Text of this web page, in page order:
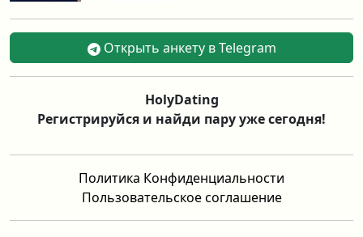
Открыть анкету в Telegram
Политика Конфиденциальности
Пользовательское соглашение
HolyDating
Регистрируйся и найди пару уже сегодня!